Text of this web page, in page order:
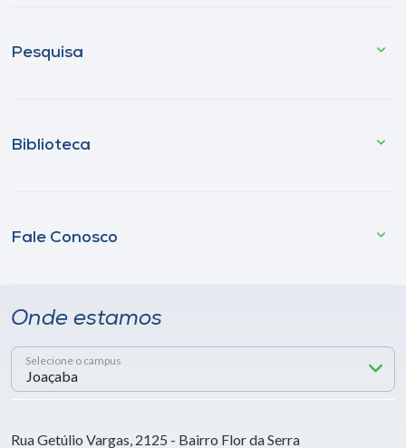
Pesquisa
Biblioteca
Fale Conosco
Onde estamos
Selecione o campus
Rua Getúlio Vargas, 2125 - Bairro Flor da Serra